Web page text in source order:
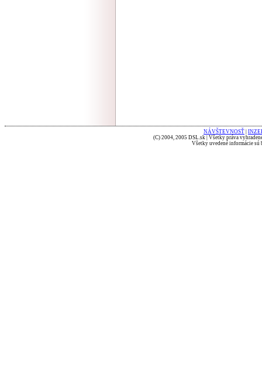
NÁVŠTEVNOSŤ
(C) 2004, 2005 DSL.sk | Všetky práva
Všetky uvedené informácie sú